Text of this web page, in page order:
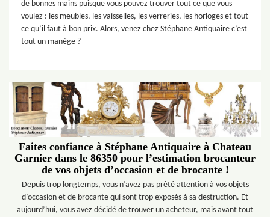
de bonnes mains puisque vous pouvez trouver tout ce que vous
voulez : les meubles, les vaisselles, les verreries, les horloges et tout
ce qu’il faut à bon prix. Alors, venez chez Stéphane Antiquaire c’est
tout un manège ?
Faites confiance à Stéphane Antiquaire à Chateau
Garnier dans le 86350 pour l’estimation brocanteur
de vos objets d’occasion et de brocante !
Depuis trop longtemps, vous n’avez pas prêté attention à vos objets
d’occasion et de brocante qui sont trop exposés à sa destruction. Et
aujourd’hui, vous avez décidé de trouver un acheteur, mais avant tout